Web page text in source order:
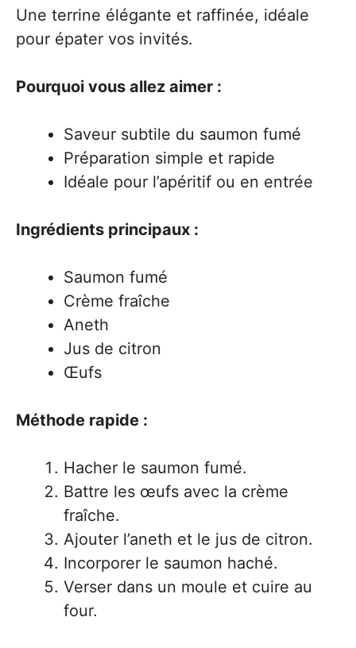
Une terrine élégante et raffinée, idéale
pour épater vos invités.
Pourquoi vous allez aimer :
Saveur subtile du saumon fumé
Préparation simple et rapide
Idéale pour l’apéritif ou en entrée
Ingrédients principaux :
Saumon fumé
Crème fraîche
Aneth
Jus de citron
Œufs
Méthode rapide :
Hacher le saumon fumé.
Battre les œufs avec la crème
fraîche.
Ajouter l’aneth et le jus de citron.
Incorporer le saumon haché.
Verser dans un moule et cuire au
four.